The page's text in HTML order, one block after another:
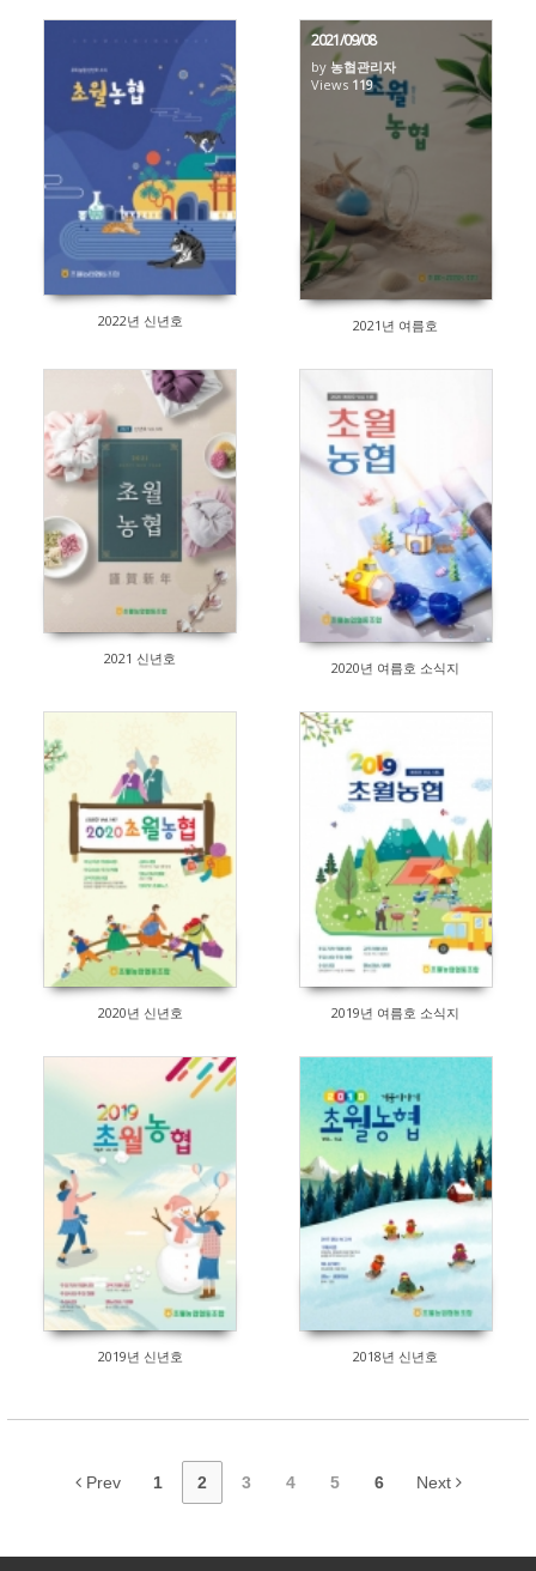
26
2022년 신년호
2021/09/08
by농협관리자
Views 119
2021년 여름호
123
2021 신년호
130
2020년 여름호 소식지
2020년 신년호
143
2019년 여름호 소식지
131
2019년 신년호
166
2018년 신년호
Prev 1 2 3 4 5 6 Next